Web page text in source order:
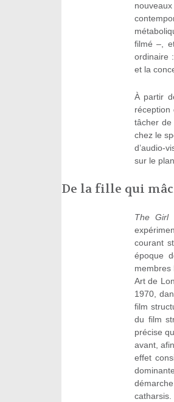
filmé –,
ordinaire
et la
À partir
réception
tâcher de
chez le
d’audio-
sur le
De la fille qui
The Girl
courant
époque
membres
Art de
1970,
film
du film
précise
avant,
effet